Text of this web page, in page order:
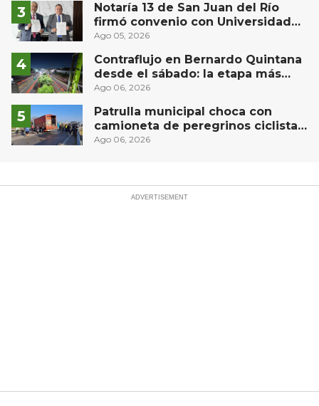
Notaría 13 de San Juan del Río
firmó convenio con Universidad
Privada del Bajío para recibir
Ago 05, 2026
Contraflujo en Bernardo Quintana
desde el sábado: la etapa más
compleja del operativo vial
Ago 06, 2026
Patrulla municipal choca con
camioneta de peregrinos ciclistas
en la autopista México-Querétaro
Ago 06, 2026